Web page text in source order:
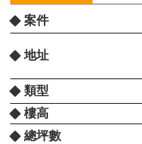
案件
地址
類型
樓高
總坪數